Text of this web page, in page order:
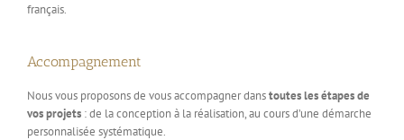
français.
Accompagnement
Nous vous proposons de vous accompagner danstoutes les étapes de
vos projets : de la conception à la réalisation, au cours d’une démarche
personnalisée systématique.